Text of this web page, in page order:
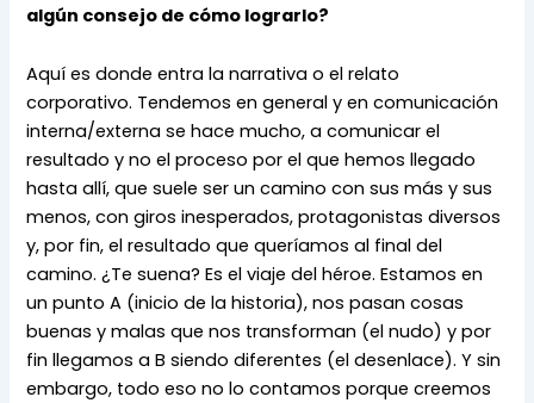
algún consejo de cómo lograrlo?
Aquí es donde entra la narrativa o el relato
corporativo. Tendemos en general y en comunicación
interna/externa se hace mucho, a comunicar el
resultado y no el proceso por el que hemos llegado
hasta allí, que suele ser un camino con sus más y sus
menos, con giros inesperados, protagonistas diversos
y, por fin, el resultado que queríamos al final del
camino. ¿Te suena? Es el viaje del héroe. Estamos en
un punto A (inicio de la historia), nos pasan cosas
buenas y malas que nos transforman (el nudo) y por
fin llegamos a B siendo diferentes (el desenlace). Y sin
embargo, todo eso no lo contamos porque creemos